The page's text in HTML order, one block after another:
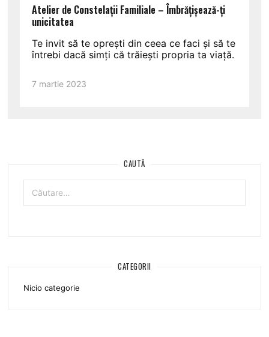
Atelier de Constelații Familiale – Îmbrățișează-ți
unicitatea
Te invit să te oprești din ceea ce faci și să te
întrebi dacă simți că trăiești propria ta viață.
7 martie 2023
CAUTĂ
CATEGORII
Nicio categorie